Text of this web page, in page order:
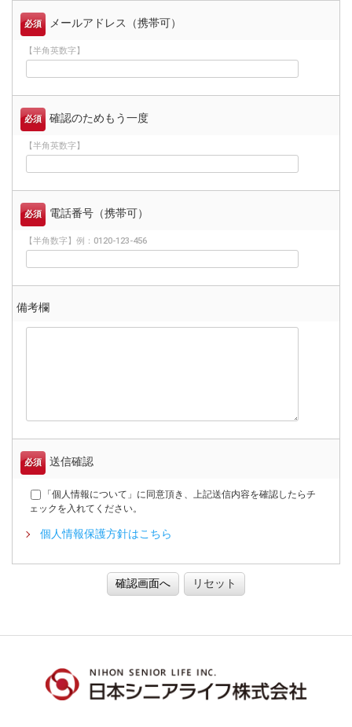
必須 メールアドレス（携帯可）
【半角英数字】
必須 確認のためもう一度
【半角英数字】
必須 電話番号（携帯可）
【半角数字】例：0120-123-456
備考欄
必須 送信確認
「個人情報について」に同意頂き、上記送信内容を確認したらチ
ェックを入れてください。
個人情報保護方針はこちら
確認画面へ リセット